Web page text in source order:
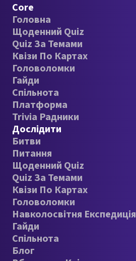
Core
Головна
Щоденний Quiz
Quiz За Темами
Квізи По Картах
Головоломки
Гайди
Спільнота
Платформа
Trivia Радники
Дослідити
Битви
Питання
Щоденний Quiz
Quiz За Темами
Квізи По Картах
Головоломки
Навколосвітня Експедиція
Гайди
Спільнота
Блог